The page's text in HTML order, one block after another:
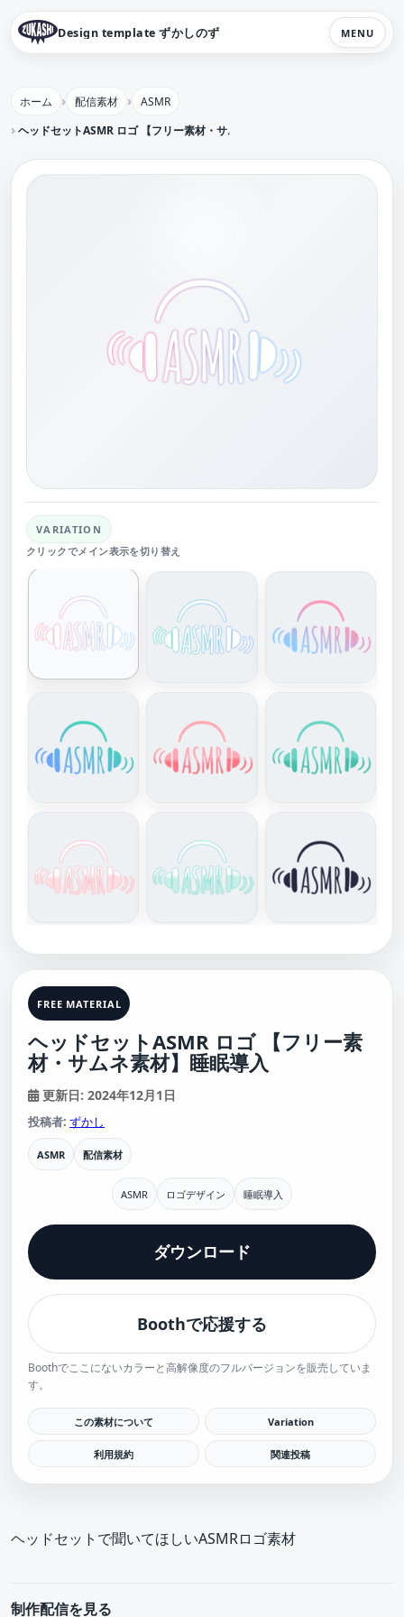
Design template ずかしのず MENU
ホーム 配信素材
ASMR
ヘッドセットASMR ロゴ 【フリー素材・サムネ素材】睡眠導入
VARIATION
クリックでメイン表示を切り替え
FREE MATERIAL
ヘッドセットASMR ロゴ 【フリー素
材・サムネ素材】睡眠導入
更新日: 2024年12月1日
投稿者: ずかし
ASMR 配信素材
ASMR ロゴデザイン 睡眠導入
ダウンロード
Boothで応援する
Boothでここにないカラーと高解像度のフルバージョンを販売していま
す。
この素材について Variation
利用規約 関連投稿
ヘッドセットで聞いてほしいASMRロゴ素材
制作配信を見る